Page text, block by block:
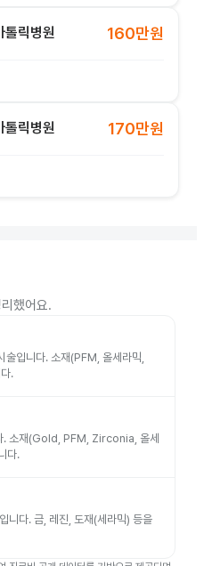
톨릭병원 160만원
톨릭병원 170만원
했어요.
술입니다. 소재(PFM, 올세라믹,
.
. 소재(Gold, PFM, Zirconia, 올세
다.
니다. 금, 레진, 도재(세라믹) 등을